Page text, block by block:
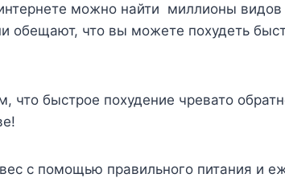
можно найти миллионы
обещают, что вы можете похудеть
что быстрое похудение чревато
с помощью правильного питания и